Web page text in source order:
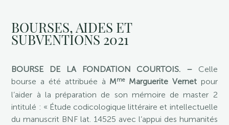
BOURSES, AIDES ET
SUBVENTIONS 2021
BOURSE DE LA FONDATION COURTOIS. –Celle
bourse a été attribuée à MmeMarguerite Vernetpour
l’aider à la préparation de son mémoire de master 2
intitulé : « Étude codicologique littéraire et intellectuelle
du manuscrit BNF lat. 14525 avec l’appui des humanités